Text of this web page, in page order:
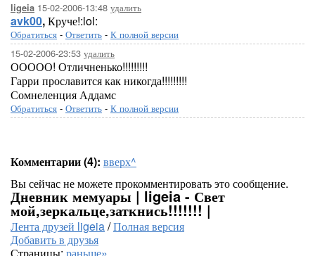
ligeia 15-02-2006-13:48 удалить
avk00,Круче!:lol:
Обратиться - Ответить - К полной версии
15-02-2006-23:53 удалить
ООООО! Отличненько!!!!!!!!!
Гарри прославится как никогда!!!!!!!!!
Сомнеленция Аддамс
Обратиться - Ответить - К полной версии
Комментарии (4): вверх^
Вы сейчас не можете прокомментировать это сообщение.
Дневник мемуары | ligeia - Свет
мой,зеркальце,заткнись!!!!!!! |
Лента друзей ligeia/Полная версия
Добавить в друзья